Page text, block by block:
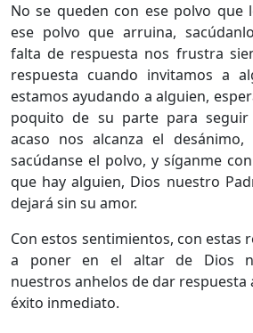
No se queden con ese polvo que
ese polvo que arruina,
falta de respuesta nos frustra
respuesta cuando invitamos a
estamos ayudando a alguien,
poquito de su parte para seguir
acaso nos alcanza el desánimo,
sacúdanse el polvo, y síganme
que hay alguien, Dios nuestro
dejará sin su amor.
Con estos sentimientos, con estas
a poner en el altar de Dios
nuestros anhelos de dar respuesta
éxito inmediato.